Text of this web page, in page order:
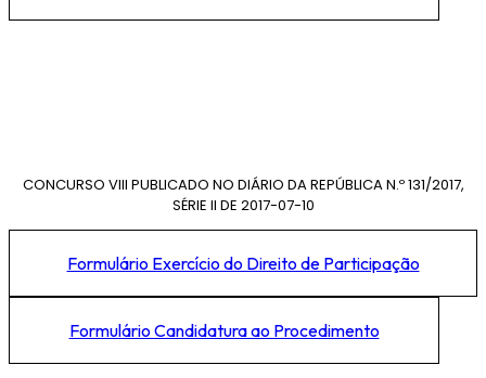
CONCURSO VIII PUBLICADO NO DIÁRIO DA REPÚBLICA N.º 131/2017,
SÉRIE II DE 2017-07-10
Formulário Exercício do Direito de Participação
Formulário Candidatura ao Procedimento